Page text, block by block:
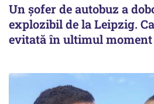
Un șofer de autobuz a
explozibil de la Leipzig.
evitată în ultimul moment